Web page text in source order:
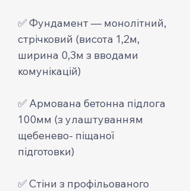
✅ Фундамент — монолітний,
стрічковий (висота 1,2м,
ширина 0,3м з вводами
комунікацій)
✅ Армована бетонна підлога
100мм (з улаштуванням
щебенево- піщаної
підготовки)
✅ Стіни з профільованого